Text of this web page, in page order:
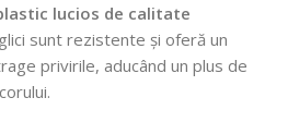
lucios de calitate
sunt rezistente și oferă un
privirile, aducând un plus de